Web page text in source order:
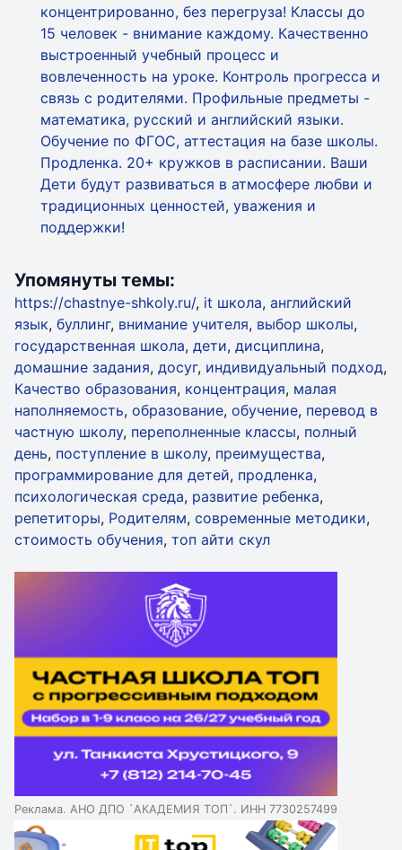
концентрированно, без перегруза! Классы до
15 человек - внимание каждому. Качественно
выстроенный учебный процесс и
вовлеченность на уроке. Контроль прогресса и
связь с родителями. Профильные предметы -
математика, русский и английский языки.
Обучение по ФГОС, аттестация на базе школы.
Продленка. 20+ кружков в расписании. Ваши
Дети будут развиваться в атмосфере любви и
традиционных ценностей, уважения и
поддержки!
Упомянуты темы:
https://chastnye-shkoly.ru/, it школа, английский
язык, буллинг, внимание учителя, выбор школы,
государственная школа, дети, дисциплина,
домашние задания, досуг, индивидуальный подход,
Качество образования, концентрация, малая
наполняемость, образование, обучение, перевод в
частную школу, переполненные классы, полный
день, поступление в школу, преимущества,
программирование для детей, продленка,
психологическая среда, развитие ребенка,
репетиторы, Родителям, современные методики,
стоимость обучения, топ айти скул
Реклама. АНО ДПО `АКАДЕМИЯ ТОП`. ИНН 7730257499